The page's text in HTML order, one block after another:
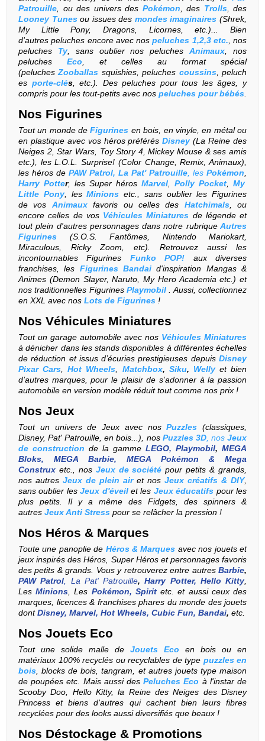
Patrouille , ou des univers des Pokémon , des Trolls, des
Looney Tunesou issues des mondes imaginaires (Shrek,
My Little Pony, Dragons, Licornes, etc.)... Bien
d'autres peluches encore avec nos peluches 1,2,3 etc. , nos
peluches
Ty, sans oublier nos peluchesAnimaux
nos
peluches Eco , et celles au format spécial
(peluchesZooballas squishies, peluches coussins, peluch
es porte-clés, etc.). Des peluches pour tous les âges, y
compris pour les tout-petits avec nos peluches pour bébés
Nos Figurines
Tout un monde deFigurines en bois, en vinyle, en métal ou
en plastique avec vos héros préférésDisney (La Reine des
Neiges 2, Star Wars, Toy Story 4, Mickey Mouse & ses amis
etc.), les L.O.L. Surprise! (Color Change, Remix, Animaux),
les héros de PAW Patrol, La Pat' Patrouille , les Pokémon
Harry Potter, les Super héros Marvel Polly Pocket
My
Little Pony, lesMinions etc., sans oublier les Figurines
de vos Animauxfavoris ou celles des Hatchimals, ou
encore celles de vos Véhicules Miniatures de légende et
tout plein d'autres personnages dans notre rubrique Autres
Figurines
(S.O.S. Fantômes, Nintendo Mariokart,
Miraculous, Ricky Zoom, etc). Retrouvez aussi les
incontournables Figurines Funko POP!
aux diverses
franchises, les Figurines Bandai d'inspiration Mangas &
Animes (Demon Slayer, Naruto, My Hero Academia etc.) et
nos traditionnelles Figurines Playmobil
. Aussi, collectionnez
en XXL avec nos Lots de Figurines !
Nos Véhicules Miniatures
Tout un garage automobile avec nos Véhicules Miniatures
à dénicher dans les stands disponibles à différentes échelles
de réduction et issus d’écuries prestigieuses depuis Disney
Pixar Cars
Hot Wheels Matchbox, Siku, Wellyet bien
d’autres marques, pour le plaisir de s’adonner à la passion
automobile en version modèle réduit tout comme nos prix !
Nos Jeux
Tout un univers de Jeux avec nosPuzzles (classiques
Disney,Pat' Patrouille , enbois ...), nos Puzzles 3D, nosJeux
de construction de la gamme LEGO, Playmobil, MEGA
Bloks, MEGA Barbie, MEGA Pokémon
& Mega
Construx etc., nos Jeux de société pour petits & grands,
nos autres Jeux de plein airet nos Jeux créatifs & DIY,
sans oublier lesJeux d'éveil et les Jeux éducatifs pour les
plus petits. Il y a même des Fidgets, des spinners &
autres Jeux Anti Stress pour se relâcher la pression !
Nos Héros & Marques
Toute une panoplie de Héros & Marques avec nos jouets et
jeux inspirés des Héros, Super Héros et personnages favoris
des petits & grands. Vous y retrouverez entre autres Barbie,
PAW Patrol , La Pat' Patrouille,Harry Potter, Hello Kitty
Les Minions , Les Pokémon, Spiritetc. et aussi ceux des
marques, licences & franchises phares du monde des jouets
dont Disney, Marvel, Hot Wheels, Cubic Fun, Bandai, etc.
Nos Jouets Eco
Tout une solide malle de Jouets Eco
en bois ou en
matériaux 100% recyclés ou recyclables de type puzzles en
bois , blocks de bois, tangram, et autres jouets type maison
de poupées etc. Mais aussi des Peluches Eco à l'instar de
Scooby Doo, Hello Kitty, la Reine des Neiges des Disney
Princess et biens d'autres qui cachent bien leurs fibres
recyclées pour des looks aussi diversifiés que beaux !
Nos Déstockage & Promotions